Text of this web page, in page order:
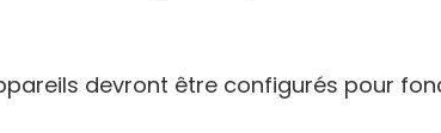
devront être configurés pour